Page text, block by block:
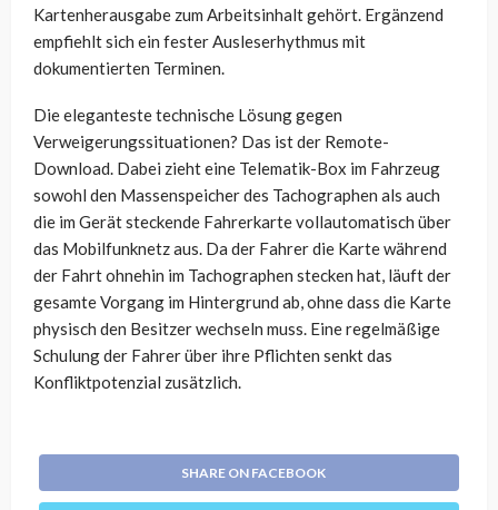
Kartenherausgabe zum Arbeitsinhalt gehört. Ergänzend
empfiehlt sich ein fester Ausleserhythmus mit
dokumentierten Terminen.
Die eleganteste technische Lösung gegen
Verweigerungssituationen? Das ist der Remote-
Download. Dabei zieht eine Telematik-Box im Fahrzeug
sowohl den Massenspeicher des Tachographen als auch
die im Gerät steckende Fahrerkarte vollautomatisch über
das Mobilfunknetz aus. Da der Fahrer die Karte während
der Fahrt ohnehin im Tachographen stecken hat, läuft der
gesamte Vorgang im Hintergrund ab, ohne dass die Karte
physisch den Besitzer wechseln muss. Eine regelmäßige
Schulung der Fahrer über ihre Pflichten senkt das
Konfliktpotenzial zusätzlich.
SHARE ON FACEBOOK